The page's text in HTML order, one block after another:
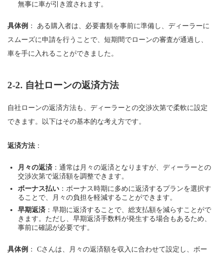
無事に車が引き渡されます。
具体例 ： ある購入者は、必要書類を事前に準備し、ディーラーに
スムーズに申請を行うことで、短期間でローンの審査が通過し、
車を手に入れることができました。
2-2. 自社ローンの返済方法
自社ローンの返済方法も、ディーラーとの交渉次第で柔軟に設定
できます。以下はその基本的な考え方です。
返済方法 ：
月々の返済 ：通常は月々の返済となりますが、ディーラーとの
交渉次第で返済額を調整できます。
ボーナス払い ：ボーナス時期に多めに返済するプランを選択す
ることで、月々の負担を軽減することができます。
早期返済 ：早期に返済することで、総支払額を減らすことがで
きます。ただし、早期返済手数料が発生する場合もあるため、
事前に確認が必要です。
具体例 ： Cさんは、月々の返済額を収入に合わせて設定し、ボー